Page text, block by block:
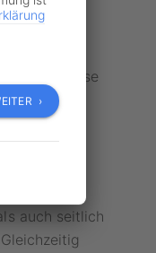
zu
auch seitlich
›